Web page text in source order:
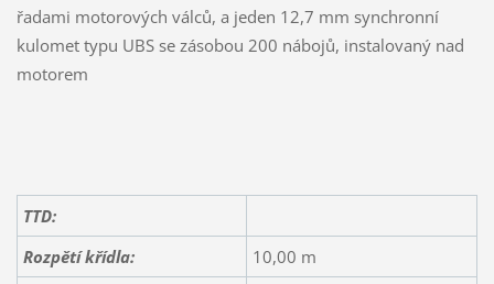
řadami motorových válců, a jeden 12,7 mm synchronní
kulomet typu UBS se zásobou 200 nábojů, instalovaný nad
motorem
TTD:
Rozpětí křídla:
10,00 m